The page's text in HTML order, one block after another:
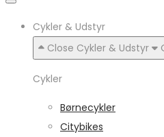
Cykler & Udstyr
Close Cykler & Udstyr
Cykler
Børnecykler
Citybikes